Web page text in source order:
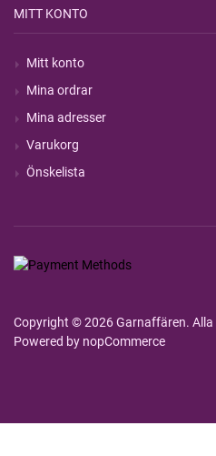
MITT KONTO
Mitt konto
Mina ordrar
Mina adresser
Varukorg
Önskelista
Copyright © 2026 Garnaffären.
Powered by nopCommerce